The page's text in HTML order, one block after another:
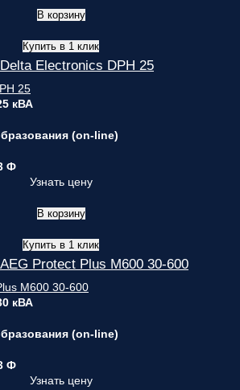
В корзину
Купить в 1 клик
Electronics DPH 25
кВА
(on-line)
Ф
Узнать цену
В корзину
Купить в 1 клик
Protect Plus M600 30-600
кВА
(on-line)
Ф
Узнать цену